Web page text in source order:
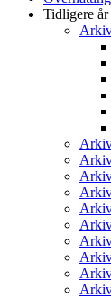
Tidligere år